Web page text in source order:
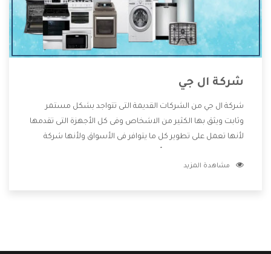
شركة ال جي
شركة ال جي من الشركات القديمة التى تتواجد بشكل مستمر
وثابت ويثق بها الكثير من الاشخاص وفى كل الأجهزة التى تقدمها
لأنها تعمل على تطوير كل ما يتوافر فى الأسواق ولأنها شركة
وتقدم للعملاء أقوى العروض والخصومات التى تسهل على
مشاهدة المزيد